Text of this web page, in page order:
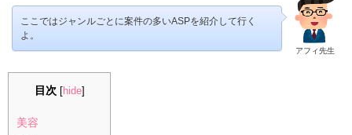
アフィ先生
ここではジャンルごとに案件の多いASPを紹介して行く
よ。
目次 [hide]
美容